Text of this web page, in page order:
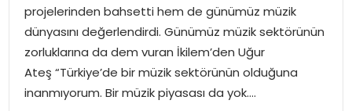
EKONOMI
MAGAZIN
projelerinden bahsetti hem de günümüz müzik
dünyasını değerlendirdi. Günümüz müzik sektörünün
zorluklarına da dem vuran İkilem’den Uğur
Ateş “Türkiye’de bir müzik sektörünün olduğuna
inanmıyorum. Bir müzik piyasası da yok….